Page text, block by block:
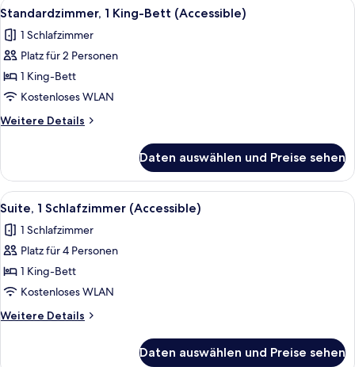
Alle
Fotos
für
Standardzimmer,
1 King-
Bett
(Accessible)
anzeigen
2
Standardzimmer, 1 King-Bett (Accessible)
1 Schlafzimmer
Platz für 2 Personen
1 King-Bett
Kostenloses WLAN
Weitere Details
Weitere
1 King-
Bett
(Accessible)
Daten auswählen und Preise sehen
Alle
Fotos
für
Suite,
1
Schlafzimmer
(Accessible)
anzeigen
Kostenlose Toilettenartikel,
1
Suite, 1 Schlafzimmer (Accessible)
1 Schlafzimmer
Platz für 4 Personen
1 King-Bett
Kostenloses WLAN
Weitere Details
Weitere
Daten auswählen und Preise sehen